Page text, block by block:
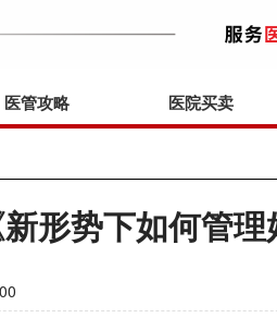
医管攻略 医院买卖
新形势下如何管